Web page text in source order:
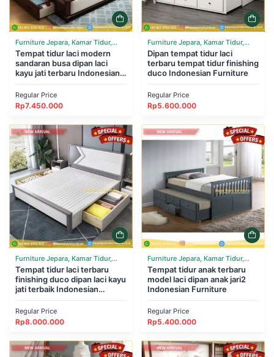
Furniture Jepara, Kamar Tidur,
Tempat Tidur
Tempat tidur laci modern
sandaran busa dipan laci
kayu jati terbaru Indonesian
Regular Price
Rp7.450.000
Furniture Jepara, Kamar Tidur,
Tempat Tidur
Dipan tempat tidur laci
terbaru tempat tidur finishing
duco Indonesian Furniture
Regular Price
Rp5.600.000
Furniture Jepara, Kamar Tidur,
Tempat Tidur
Tempat tidur laci terbaru
finishing duco dipan laci kayu
jati terbaik Indonesian
Regular Price
Rp8.000.000
Furniture Jepara, Kamar Tidur,
Tempat Tidur
Tempat tidur anak terbaru
model laci dipan anak jari2
Indonesian Furniture
Regular Price
Rp5.400.000